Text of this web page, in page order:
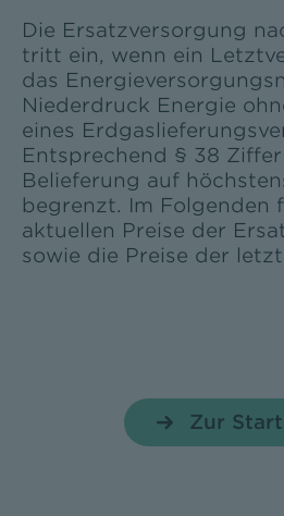
Die Ersatzversorgung
tritt ein, wenn ein
das
Niederdruck Energie
eines
Entsprechend § 38
Belieferung auf
begrenzt. Im Folgenden
aktuellen Preise der
sowie die Preise der
Zur